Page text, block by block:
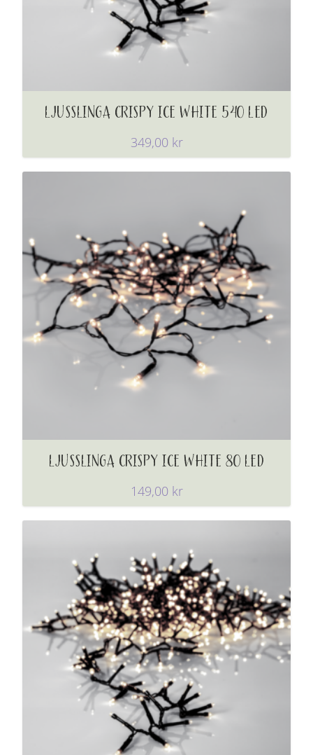
LJUSSLINGA CRISPY ICE WHITE 540 LED
349,00 kr
LJUSSLINGA CRISPY ICE WHITE 80 LED
149,00 kr